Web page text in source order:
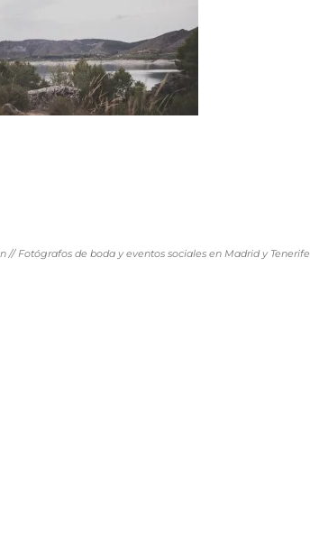
// Fotógrafos de boda y eventos sociales en Madrid y Tenerife